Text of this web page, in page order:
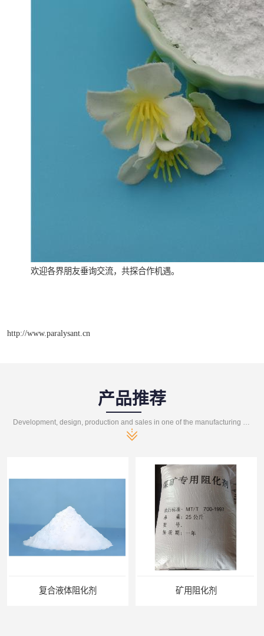
欢迎各界朋友垂询交流，共探合作机遇。
http://www.paralysant.cn
产品推荐
复合液体阻化剂 矿用阻化剂